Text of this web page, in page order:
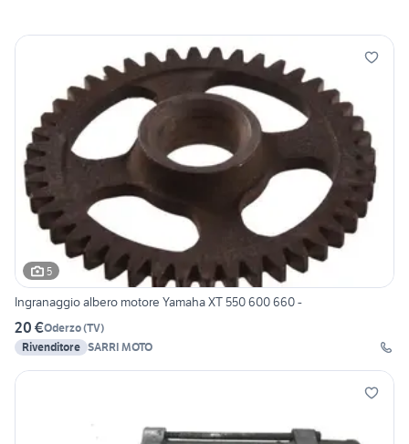
5
Ingranaggio albero motore Yamaha XT 550 600 660 -
20 €Oderzo(TV)
Rivenditore SARRI MOTO